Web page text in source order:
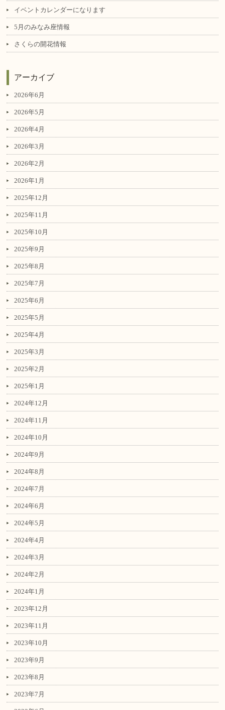
イベントカレンダーになります
5月のみなみ座情報
さくらの開花情報
アーカイブ
2026年6月
2026年5月
2026年4月
2026年3月
2026年2月
2026年1月
2025年12月
2025年11月
2025年10月
2025年9月
2025年8月
2025年7月
2025年6月
2025年5月
2025年4月
2025年3月
2025年2月
2025年1月
2024年12月
2024年11月
2024年10月
2024年9月
2024年8月
2024年7月
2024年6月
2024年5月
2024年4月
2024年3月
2024年2月
2024年1月
2023年12月
2023年11月
2023年10月
2023年9月
2023年8月
2023年7月